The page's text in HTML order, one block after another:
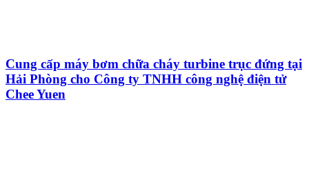
Cung cấp máy bơm chữa cháy turbine trục đứng tại
Hải Phòng cho Công ty TNHH công nghệ điện tử
Chee Yuen